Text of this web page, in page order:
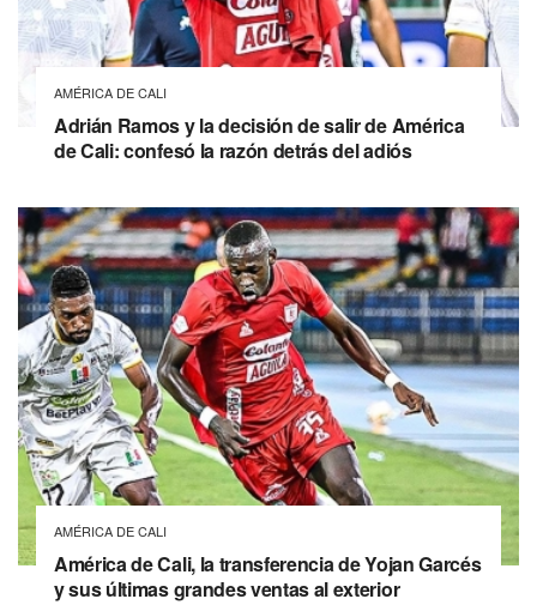
AMÉRICA DE CALI
Adrián Ramos y la decisión de salir de América
de Cali: confesó la razón detrás del adiós
AMÉRICA DE CALI
América de Cali, la transferencia de Yojan Garcés
y sus últimas grandes ventas al exterior